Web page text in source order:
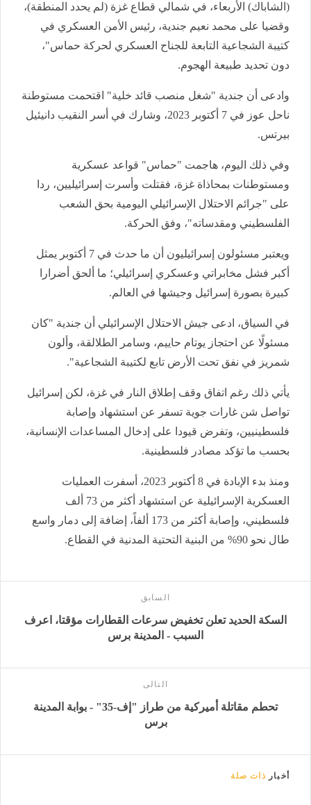
(الشاباك) الأربعاء، في شمالي قطاع غزة (لم يحدد المنطقة)،
وقضيا على محمد نعيم جندية، رئيس الأمن العسكري في
كتيبة الشجاعية التابعة للجناح العسكري لحركة حماس"،
دون تحديد طبيعة الهجوم.
وادعى أن جندية "شغل منصب قائد خلية" اقتحمت مستوطنة
ناحل عوز في 7 أكتوبر 2023، وشارك في أسر النقيب دانيئيل
بيرتس.
وفي ذلك اليوم، هاجمت "حماس" قواعد عسكرية
ومستوطنات بمحاذاة غزة، فقتلت وأسرت إسرائيليين، ردا
على "جرائم الاحتلال الإسرائيلي اليومية بحق الشعب
الفلسطيني ومقدساته"، وفق الحركة.
ويعتبر مسئولون إسرائيليون أن ما حدث في 7 أكتوبر يمثل
أكبر فشل مخابراتي وعسكري إسرائيلي؛ ما ألحق أضرارا
كبيرة بصورة إسرائيل وجيشها في العالم.
في السياق، ادعى جيش الاحتلال الإسرائيلي أن جندية "كان
مسئولًا عن احتجاز يوتام حاييم، وسامر الطلالقة، وألون
شمريز في نفق تحت الأرض تابع لكتيبة الشجاعية".
يأتي ذلك رغم اتفاق وقف إطلاق النار في غزة، لكن إسرائيل
تواصل شن غارات جوية تسفر عن استشهاد وإصابة
فلسطينيين، وتفرض قيودا على إدخال المساعدات الإنسانية،
بحسب ما تؤكد مصادر فلسطينية.
ومنذ بدء الإبادة في 8 أكتوبر 2023، أسفرت العمليات
العسكرية الإسرائيلية عن استشهاد أكثر من 73 ألف
فلسطيني، وإصابة أكثر من 173 ألفاً، إضافة إلى دمار واسع
طال نحو 90% من البنية التحتية المدنية في القطاع.
السابق
السكة الحديد تعلن تخفيض سرعات القطارات مؤقتا، اعرف
السبب - المدينة برس
التالى
تحطم مقاتلة أميركية من طراز "إف-35" - بوابة المدينة
برس
أخبار ذات صلة